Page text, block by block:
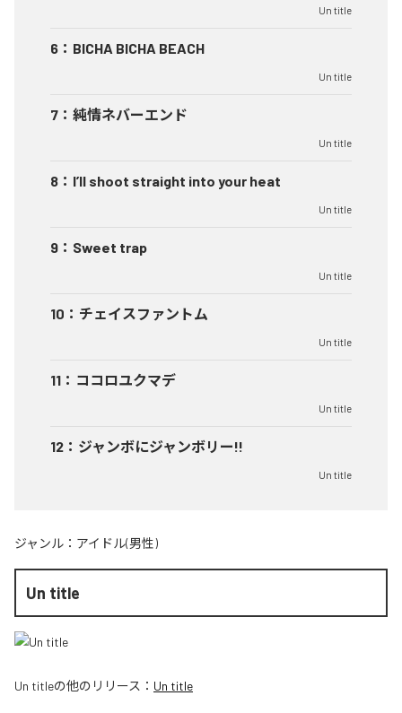
Un title
6 ： BICHA BICHA BEACH
Un title
7 ： 純情ネバーエンド
Un title
8 ： I’ll shoot straight into your heat
Un title
9 ： Sweet trap
Un title
10 ： チェイスファントム
Un title
11 ： ココロユクマデ
Un title
12 ： ジャンボにジャンボリー!!
Un title
ジャンル： アイドル(男性)
Un title
Un titleの他のリリース： Un title